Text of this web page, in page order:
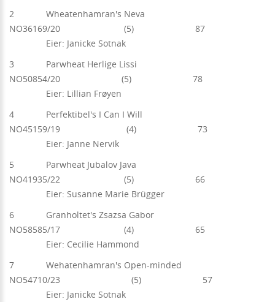
2 Wheatenhamran's Neva
NO36169/20 (5) 87
Eier: Janicke Sotnak
3 Parwheat Herlige Lissi
NO50854/20 (5) 78
Eier: Lillian Frøyen
4 Perfektibel's I Can I Will
NO45159/19 (4) 73
Eier: Janne Nervik
5 Parwheat Jubalov Java
NO41935/22 (5) 66
Eier: Susanne Marie Brügger
6 Granholtet's Zsazsa Gabor
NO58585/17 (4) 65
Eier: Cecilie Hammond
7 Wehatenhamran's Open-minded
NO54710/23 (5) 57
Eier: Janicke Sotnak